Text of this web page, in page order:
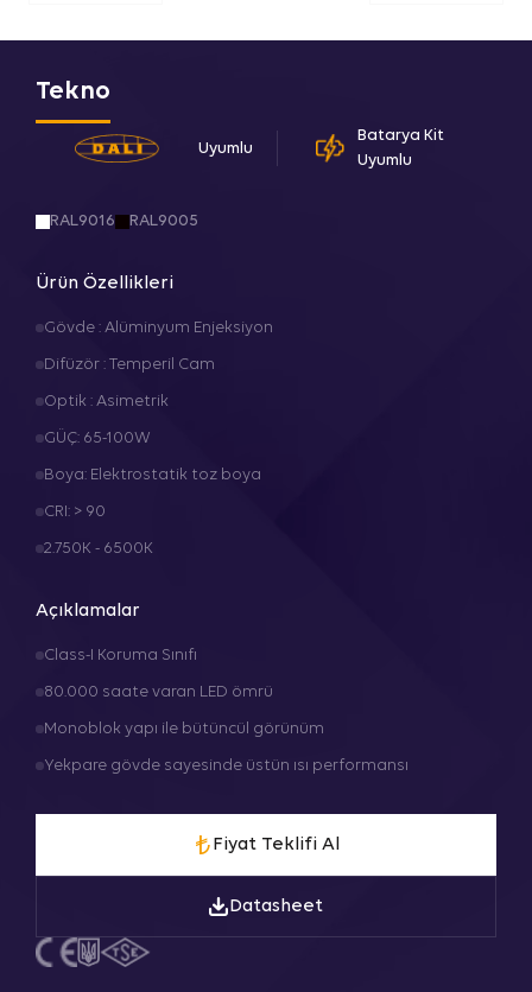
Tekno
Uyumlu
Batarya Kit
Uyumlu
RAL9016 RAL9005
Ürün Özellikleri
Gövde : Alüminyum Enjeksiyon
Difüzör : Temperil Cam
Optik : Asimetrik
GÜÇ: 65-100W
Boya: Elektrostatik toz boya
CRI: > 90
2.750K - 6500K
Açıklamalar
Class-I Koruma Sınıfı
80.000 saate varan LED ömrü
Monoblok yapı ile bütüncül görünüm
Yekpare gövde sayesinde üstün ısı performansı
Fiyat Teklifi Al
Datasheet